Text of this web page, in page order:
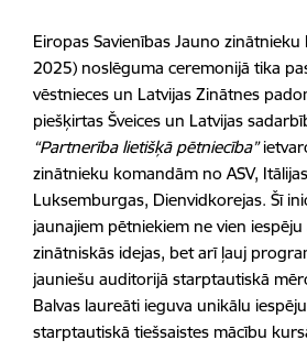
Eiropas Savienības Jauno zinātnieku
2025) noslēguma ceremonijā tika
vēstnieces un Latvijas Zinātnes
piešķirtas Šveices un Latvijas
“Partnerība lietišķā pētniecība”
zinātnieku komandām no ASV,
Luksemburgas, Dienvidkorejas. Šī
jaunajiem pētniekiem ne vien
zinātniskās idejas, bet arī ļauj
jauniešu auditorijā starptautiskā
Balvas laureāti ieguva unikālu
starptautiskā tiešsaistes mācību